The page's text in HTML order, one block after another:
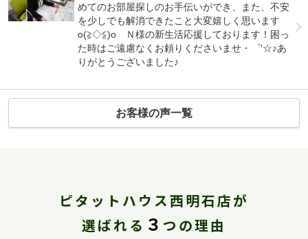
めてのお部屋探しのお手伝いができ、また、不安
を少しでも解消できたこと大変嬉しく思います
o(≧◇≦)o Ｎ様の新生活応援しております！困っ
た時はご遠慮なくお頼りくださいませ・゜'☆♪あ
りがとうございました♪
お客様の声一覧
ピタットハウス西明石店が
選ばれる ３ つの理由